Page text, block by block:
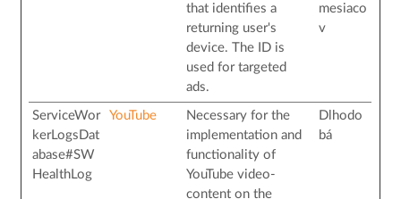
that identifies a
returning user's
device. The ID is
used for targeted
ads.
mesiaco
v
ServiceWor
kerLogsDat
abase#SW
HealthLog
YouTube
Necessary for the
implementation and
functionality of
YouTube video-
content on the
Dlhodo
bá